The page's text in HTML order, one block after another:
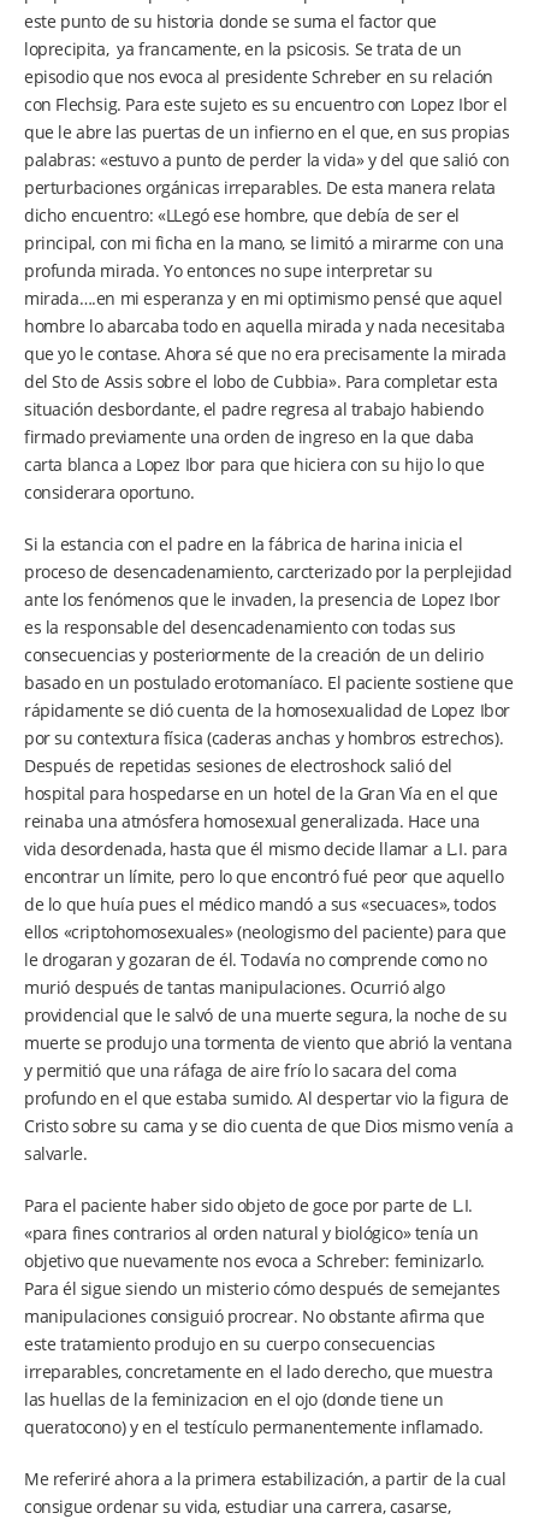
este punto de su historia donde se suma el factor que
loprecipita, ya francamente, en la psicosis. Se trata de un
episodio que nos evoca al presidente Schreber en su relación
con Flechsig. Para este sujeto es su encuentro con Lopez Ibor el
que le abre las puertas de un infierno en el que, en sus propias
palabras: «estuvo a punto de perder la vida» y del que salió con
perturbaciones orgánicas irreparables. De esta manera relata
dicho encuentro: «LLegó ese hombre, que debía de ser el
principal, con mi ficha en la mano, se limitó a mirarme con una
profunda mirada. Yo entonces no supe interpretar su
mirada….en mi esperanza y en mi optimismo pensé que aquel
hombre lo abarcaba todo en aquella mirada y nada necesitaba
que yo le contase. Ahora sé que no era precisamente la mirada
del Sto de Assis sobre el lobo de Cubbia». Para completar esta
situación desbordante, el padre regresa al trabajo habiendo
firmado previamente una orden de ingreso en la que daba
carta blanca a Lopez Ibor para que hiciera con su hijo lo que
considerara oportuno.
Si la estancia con el padre en la fábrica de harina inicia el
proceso de desencadenamiento, carcterizado por la perplejidad
ante los fenómenos que le invaden, la presencia de Lopez Ibor
es la responsable del desencadenamiento con todas sus
consecuencias y posteriormente de la creación de un delirio
basado en un postulado erotomaníaco. El paciente sostiene que
rápidamente se dió cuenta de la homosexualidad de Lopez Ibor
por su contextura física (caderas anchas y hombros estrechos).
Después de repetidas sesiones de electroshock salió del
hospital para hospedarse en un hotel de la Gran Vía en el que
reinaba una atmósfera homosexual generalizada. Hace una
vida desordenada, hasta que él mismo decide llamar a L.I. para
encontrar un límite, pero lo que encontró fué peor que aquello
de lo que huía pues el médico mandó a sus «secuaces», todos
ellos «criptohomosexuales» (neologismo del paciente) para que
le drogaran y gozaran de él. Todavía no comprende como no
murió después de tantas manipulaciones. Ocurrió algo
providencial que le salvó de una muerte segura, la noche de su
muerte se produjo una tormenta de viento que abrió la ventana
y permitió que una ráfaga de aire frío lo sacara del coma
profundo en el que estaba sumido. Al despertar vio la figura de
Cristo sobre su cama y se dio cuenta de que Dios mismo venía a
salvarle.
Para el paciente haber sido objeto de goce por parte de L.I.
«para fines contrarios al orden natural y biológico» tenía un
objetivo que nuevamente nos evoca a Schreber: feminizarlo.
Para él sigue siendo un misterio cómo después de semejantes
manipulaciones consiguió procrear. No obstante afirma que
este tratamiento produjo en su cuerpo consecuencias
irreparables, concretamente en el lado derecho, que muestra
las huellas de la feminizacion en el ojo (donde tiene un
queratocono) y en el testículo permanentemente inflamado.
Me referiré ahora a la primera estabilización, a partir de la cual
consigue ordenar su vida, estudiar una carrera, casarse,